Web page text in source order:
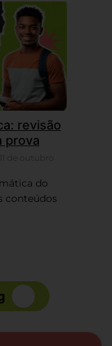
revisão
prova
do
conteúdos